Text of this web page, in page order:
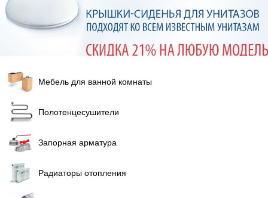
Мебель для ванной комнаты
Полотенцесушители
Запорная арматура
Радиаторы отопления